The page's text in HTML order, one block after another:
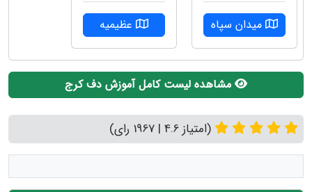
میدان سپاه عظیمیه
مشاهده لیست کامل آموزش دف کرج
(امتیاز 4.6 | 1967 رای)